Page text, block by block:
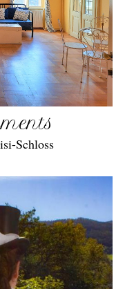
Schloss